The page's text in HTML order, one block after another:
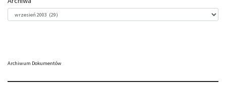
Archiwum Dokumentów